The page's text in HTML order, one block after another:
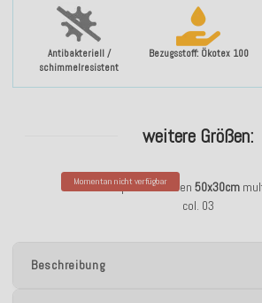
Antibakteriell /
schimmelresistent
Bezugsstoff: Ökotex 100
weitere Größen:
Momentan nicht verfügbar
H.O.C.K. Drops Sofakissen 50x30cm
col. 03
Beschreibung